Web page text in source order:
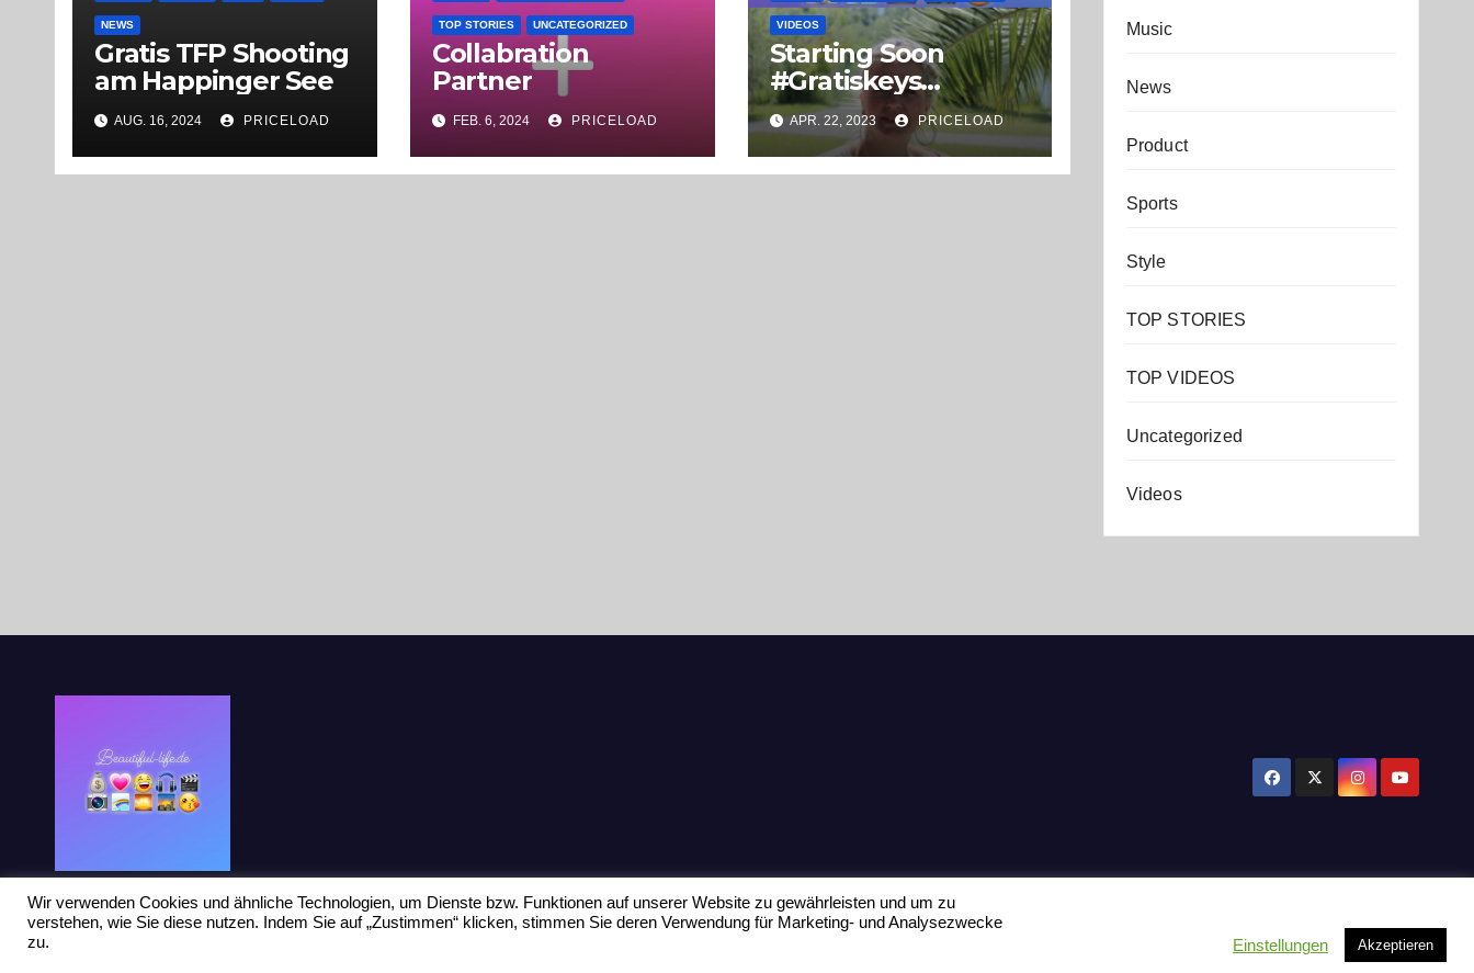
NEWS
Gratis TFP Shooting
am Happinger See
AUG. 16, 2024 PRICELOAD
TOP STORIES UNCATEGORIZED
Collabration
Partner
FEB. 6, 2024 PRICELOAD
VIDEOS
Starting Soon
#Gratiskeys
#steamkeys
#gamekeys
APR. 22, 2023 PRICELOAD
Music
News
Product
Sports
Style
TOP STORIES
TOP VIDEOS
Uncategorized
Videos
Impressum
Wir verwenden Cookies und ähnliche Technologien, um Dienste bzw. Funktionen auf unserer Website zu gewährleisten und um zu
verstehen, wie Sie diese nutzen. Indem Sie auf „Zustimmen“ klicken, stimmen Sie deren Verwendung für Marketing- und Analysezwecke
zu.
Einstellungen Akzeptieren